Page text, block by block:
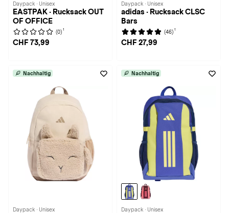
Daypack · Unisex
EASTPAK · Rucksack OUT
OF OFFICE
(0) 1
CHF 73,99
Daypack · Unisex
adidas · Rucksack CLSC
Bars
(46) 1
CHF 27,99
Nachhaltig
Daypack · Unisex
Nachhaltig
Daypack · Unisex